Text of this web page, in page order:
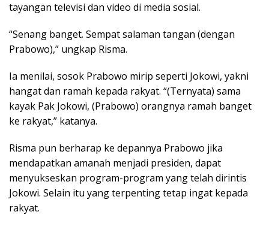
tayangan televisi dan video di media sosial.
“Senang banget. Sempat salaman tangan (dengan
Prabowo),” ungkap Risma.
Ia menilai, sosok Prabowo mirip seperti Jokowi, yakni
hangat dan ramah kepada rakyat. “(Ternyata) sama
kayak Pak Jokowi, (Prabowo) orangnya ramah banget
ke rakyat,” katanya.
Risma pun berharap ke depannya Prabowo jika
mendapatkan amanah menjadi presiden, dapat
menyukseskan program-program yang telah dirintis
Jokowi. Selain itu yang terpenting tetap ingat kepada
rakyat.